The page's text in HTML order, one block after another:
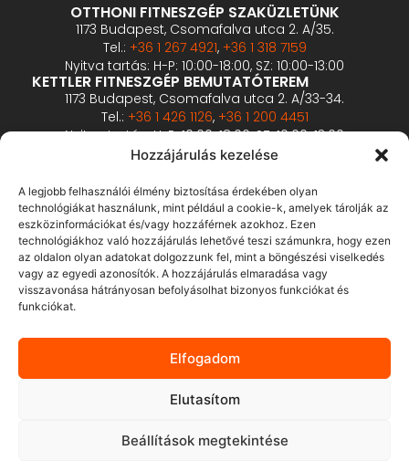
Hozzájárulás kezelése
A legjobb felhasználói élmény biztosítása érdekében olyan
technológiákat használunk, mint például a cookie-k, amelyek tárolják az
eszközinformációkat és/vagy hozzáférnek azokhoz. Ezen
technológiákhoz való hozzájárulás lehetővé teszi számunkra, hogy ezen
az oldalon olyan adatokat dolgozzunk fel, mint a böngészési viselkedés
vagy az egyedi azonosítók. A hozzájárulás elmaradása vagy
visszavonása hátrányosan befolyásolhat bizonyos funkciókat és
funkciókat.
Elfogadom
Elutasítom
Beállítások megtekintése
OTTHONI FITNESZGÉP SZAKÜZLETÜNK
1173 Budapest, Csomafalva utca 2. A/35.
Tel.: +36 1 267 4921, +36 1 318 7159
Nyitva tartás: H-P: 10:00-18:00, SZ: 10:00-13:00
KETTLER FITNESZGÉP BEMUTATÓTEREM
1173 Budapest, Csomafalva utca 2. A/33-34.
Tel.: +36 1 426 1126, +36 1 200 4451
Nyitva tartás: H-P: 10:00-18:00, SZ: 10:00-13:00
PROFESSZIONÁLIS FITNESZGÉP BEMUTATÓTEREM
2360 Gyál, Vállalkozó u. 12.
Tel.: +36 1 900 0657
Nyitva tartás: előzetes bejelentkezés alapján
ÁSZF
Adatvédelmi tájékoztató
Fizetés és szállítás
GY.I.K.